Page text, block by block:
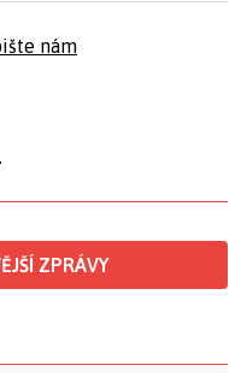
nám
ZPRÁVY